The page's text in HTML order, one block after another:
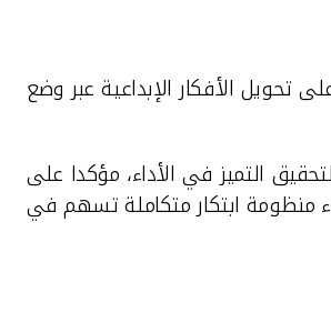
تحويل الأفكار الإبداعية عبر وضع
وصقل مهاراتهم لتحقيق التميز في الأداء، مؤكدا على
منظومة ابتكار متكاملة تسهم في